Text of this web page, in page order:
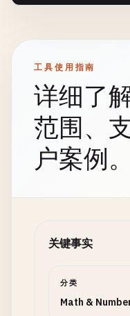
工具使用指南
详细了
范围、
户案例。
关键事实
分类
Math &